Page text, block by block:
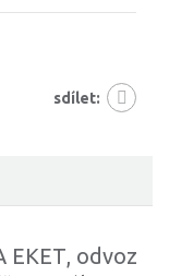
sdílet:
EKET, odvoz